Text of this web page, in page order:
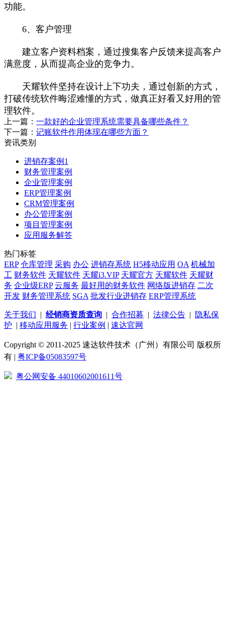
功能。
6、客户管理
建立客户资料档案，通过搜集客户反馈来提高客户
满意度，从而提高企业的竞争力。
天耀软件坚持在设计上下功夫，通过创新的方式，
打破传统软件晦涩难懂的方式，做真正好看又好用的管
理软件。
上一篇： 一款好的企业管理系统需要具备哪些条件？
下一篇： 记账软件作用体现在哪些方面？
资讯类别
进销存案例1
财务管理案例
企业管理案例
ERP管理案例
CRM管理案例
办公管理案例
项目管理案例
应用服务解答
热门标签
ERP 仓库管理 采购 办公 进销存系统 H5移动应用 OA 机械加
工 财务软件 天耀软件 天耀i3.VIP 天耀官方 天耀软件 天耀财
务 企业级ERP 云服务 最好用的财务软件 网络版进销存 二次
开发 财务管理系统 SGA 批发行业进销存 ERP管理系统
关于我们 | 经销商资质查询 | 合作招募 | 法律公告 |
隐私保
护 | 移动应用服务 | 行业案例 | 速达官网
Copyright © 2011-2025 速达软件技术（广州）有限公司 版权所
有 | 粤ICP备05083597号
粤公网安备 44010602001611号